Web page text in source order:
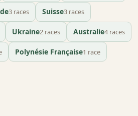
3 races Suisse3 races
Ukraine2 races Australie4 races
Polynésie Française1 race